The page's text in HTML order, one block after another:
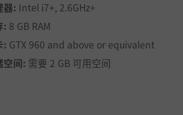
器: Intel i7+, 2.6GHz+
: 8 GB RAM
: GTX 960 and above or equivalent
空间: 需要 2 GB 可用空间